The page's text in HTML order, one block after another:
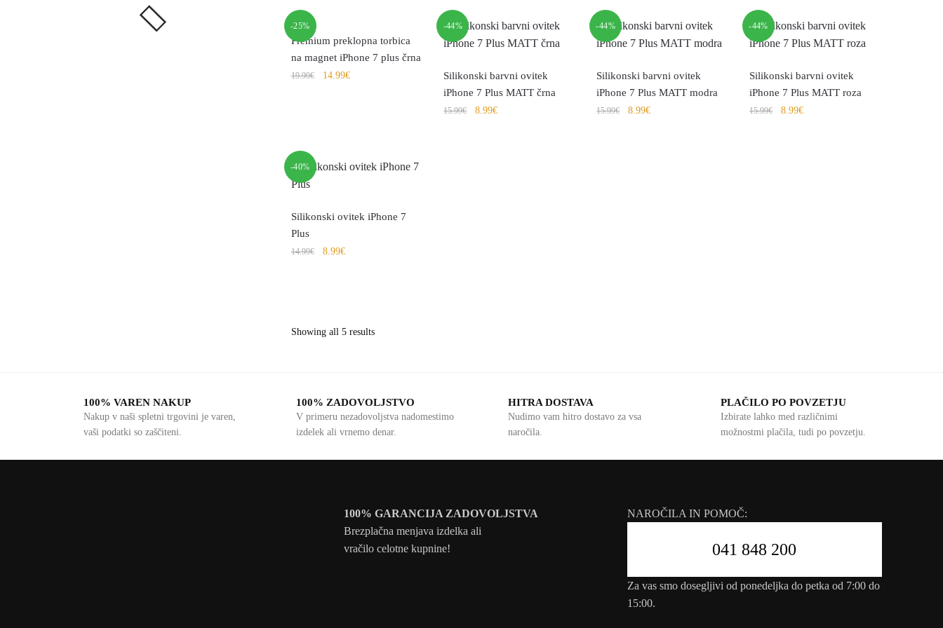
-25%
Premium preklopna torbica
na magnet iPhone 7 plus črna
19.99€ 14.99€
-44%
Silikonski barvni ovitek
iPhone 7 Plus MATT črna
15.99€ 8.99€
-44%
Silikonski barvni ovitek
iPhone 7 Plus MATT modra
15.99€ 8.99€
-44%
Silikonski barvni ovitek
iPhone 7 Plus MATT roza
15.99€ 8.99€
-40%
Silikonski ovitek iPhone 7
Plus
14.99€ 8.99€
Showing all 5 results
100% VAREN NAKUP
Nakup v naši spletni trgovini je varen,
vaši podatki so zaščiteni.
100% ZADOVOLJSTVO
V primeru nezadovoljstva nadomestimo
izdelek ali vrnemo denar.
HITRA DOSTAVA
Nudimo vam hitro dostavo za vsa
naročila.
PLAČILO PO POVZETJU
Izbirate lahko med različnimi
možnostmi plačila, tudi po povzetju.
100% GARANCIJA ZADOVOLJSTVA
Brezplačna menjava izdelka ali
vračilo celotne kupnine!
NAROČILA IN POMOČ:
041 848 200
Za vas smo dosegljivi od ponedeljka do petka od 7:00 do
15:00.